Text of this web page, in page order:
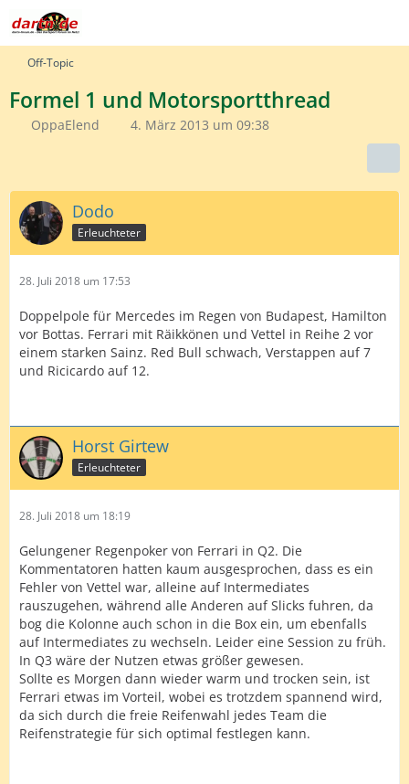
Off-Topic
Formel 1 und Motorsportthread
OppaElend 4. März 2013 um 09:38
Dodo
Erleuchteter
28. Juli 2018 um 17:53
Doppelpole für Mercedes im Regen von Budapest, Hamilton
vor Bottas. Ferrari mit Räikkönen und Vettel in Reihe 2 vor
einem starken Sainz. Red Bull schwach, Verstappen auf 7
und Ricicardo auf 12.
Horst Girtew
Erleuchteter
28. Juli 2018 um 18:19
Gelungener Regenpoker von Ferrari in Q2. Die
Kommentatoren hatten kaum ausgesprochen, dass es ein
Fehler von Vettel war, alleine auf Intermediates
rauszugehen, während alle Anderen auf Slicks fuhren, da
bog die Kolonne auch schon in die Box ein, um ebenfalls
auf Intermediates zu wechseln. Leider eine Session zu früh.
In Q3 wäre der Nutzen etwas größer gewesen.
Sollte es Morgen dann wieder warm und trocken sein, ist
Ferrari etwas im Vorteil, wobei es trotzdem spannend wird,
da sich durch die freie Reifenwahl jedes Team die
Reifenstrategie für sich optimal festlegen kann.